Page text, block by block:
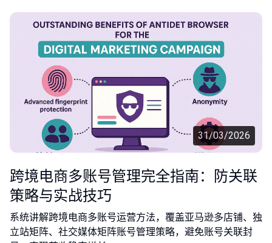
31/03/2026
跨境电商多账号管理完全指南：防关联
策略与实战技巧
系统讲解跨境电商多账号运营方法，覆盖亚马逊多店铺、独
立站矩阵、社交媒体矩阵账号管理策略，避免账号关联封